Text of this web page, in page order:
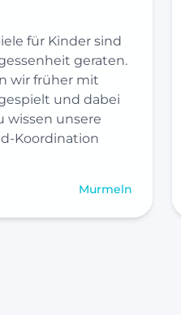
für Kinder sind
geraten.
wir früher mit
und dabei
wissen unsere
Koordination
Murmeln